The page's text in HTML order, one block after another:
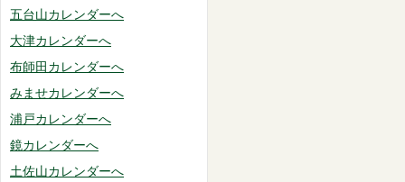
五台山カレンダーへ
大津カレンダーへ
布師田カレンダーへ
みませカレンダーへ
浦戸カレンダーへ
鏡カレンダーへ
土佐山カレンダーへ